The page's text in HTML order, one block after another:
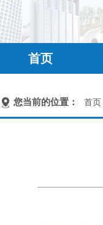
首页
您当前的位置： 首页